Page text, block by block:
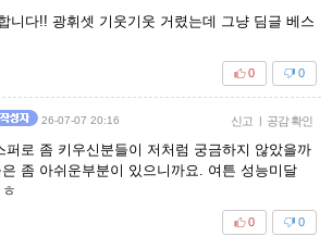
니다!! 광휘셋 기웃기웃 거렸는데 그냥 딤글 베스
0
0
26-07-07 20:16 신고 | 공감 확인
퍼로 좀 키우신분들이 저처럼 궁금하지 않았을까
좀 아쉬운부분이 있으니까요. 여튼 성능미달
0
0